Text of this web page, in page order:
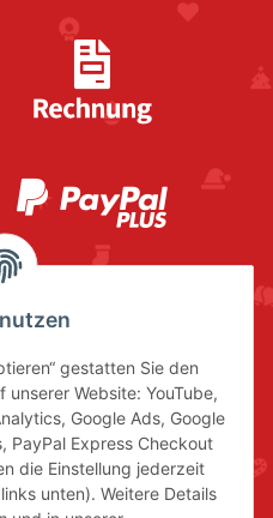
gestatten Sie den
Website: YouTube,
Google Ads, Google
PayPal Express Checkout
die Einstellung jederzeit
unten). Weitere Details